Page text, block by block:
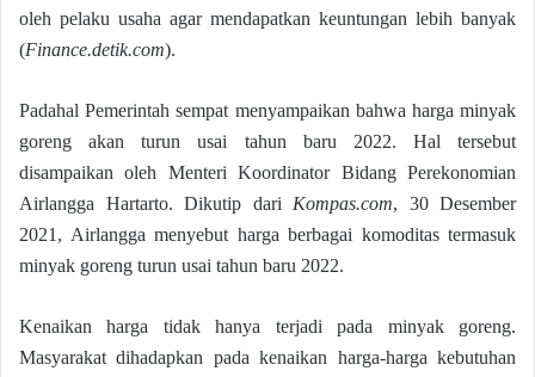
oleh pelaku usaha agar mendapatkan keuntungan lebih banyak
(Finance.detik.com).
Padahal Pemerintah sempat menyampaikan bahwa harga minyak
goreng akan turun usai tahun baru 2022. Hal tersebut
disampaikan oleh Menteri Koordinator Bidang Perekonomian
Airlangga Hartarto. Dikutip dari Kompas.com, 30 Desember
2021, Airlangga menyebut harga berbagai komoditas termasuk
minyak goreng turun usai tahun baru 2022.
Kenaikan harga tidak hanya terjadi pada minyak goreng.
Masyarakat dihadapkan pada kenaikan harga-harga kebutuhan